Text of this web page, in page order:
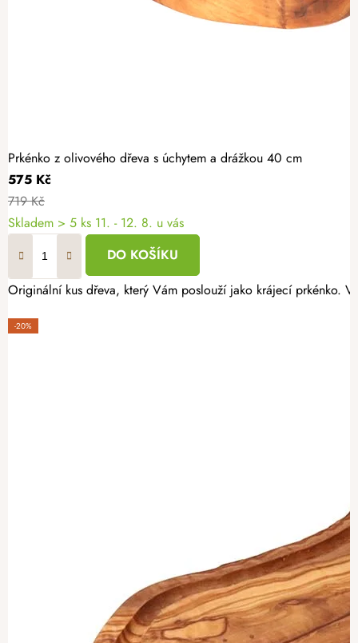
Prkénko z olivového dřeva s úchytem a drážkou 40 cm
575 Kč
719 Kč
Skladem > 5 ks 11. - 12. 8. u vás
DO KOŠÍKU
Originální kus dřeva, který Vám poslouží jako krájecí prkénko.
-20%